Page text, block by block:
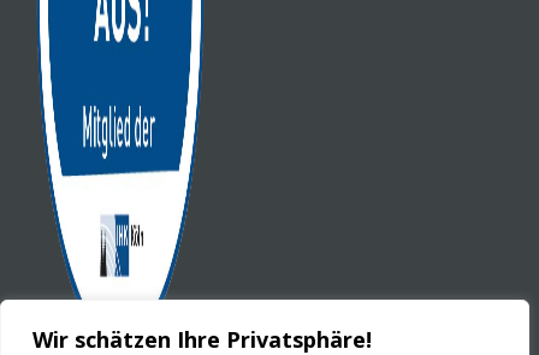
Wir schätzen Ihre Privatsphäre!